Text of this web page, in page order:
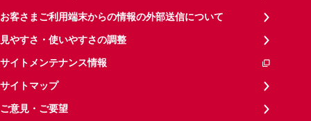
お客さまご利用端末からの情報の外部送信について
見やすさ・使いやすさの調整
サイトメンテナンス情報
サイトマップ
ご意見・ご要望